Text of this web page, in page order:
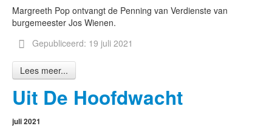
Margreeth Pop ontvangt de Penning van Verdienste van
burgemeester Jos Wienen.
Gepubliceerd: 19 juli 2021
Lees meer...
Uit De Hoofdwacht
juli 2021